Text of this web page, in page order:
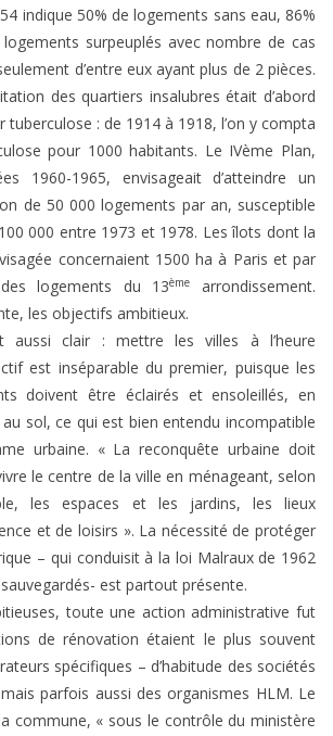
indique 50% de logements sans eau, 86%
logements surpeuplés avec nombre de cas
d’entre eux ayant plus de 2 pièces.
des quartiers insalubres était d’abord
tuberculose : de 1914 à 1918, l’on y compta
pour 1000 habitants. Le IVème Plan,
1960-1965, envisageait d’atteindre un
de 50 000 logements par an, susceptible
000 entre 1973 et 1978. Les îlots dont la
concernaient 1500 ha à Paris et par
logements du 13ème
arrondissement.
les objectifs ambitieux.
aussi clair : mettre les villes à l’heure
est inséparable du premier, puisque les
doivent être éclairés et ensoleillés, en
sol, ce qui est bien entendu incompatible
urbaine. « La reconquête urbaine doit
le centre de la ville en ménageant, selon
les espaces et les jardins, les lieux
et de loisirs ». La nécessité de protéger
– qui conduisit à la loi Malraux de 1962
est partout présente.
toute une action administrative fut
de rénovation étaient le plus souvent
spécifiques – d’habitude des sociétés
parfois aussi des organismes HLM. Le
commune, « sous le contrôle du ministère